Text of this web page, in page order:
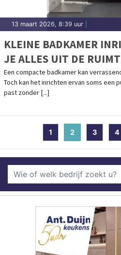
13 maart 2026, 8:39 uur
KLEINE BADKAMER
JE ALLES UIT DE
Een compacte badkamer kan
Toch kan het inrichten ervan soms een
past zonder [...]
1 2 (current)
3 4